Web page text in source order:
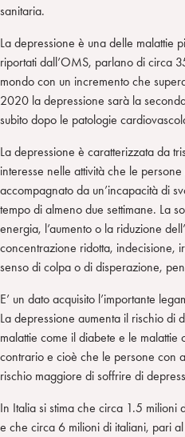
sanitaria.
La depressione è una delle malattie
riportati dall’OMS, parlano di circa
mondo con un incremento che
2020 la depressione sarà la
subito dopo le patologie
La depressione è caratterizzata da
interesse nelle attività che le
accompagnato da un’incapacità di
tempo di almeno due settimane. La
energia, l’aumento o la riduzione
concentrazione ridotta, indecisione,
senso di colpa o di disperazione,
E’ un dato acquisito l’importante
La depressione aumenta il rischio di
malattie come il diabete e le
contrario e cioè che le persone con
rischio maggiore di soffrire di
In Italia si stima che circa 1.5 milioni
e che circa 6 milioni di italiani, pari